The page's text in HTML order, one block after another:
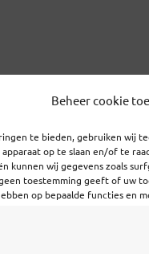
Beheer cookie
te bieden, gebruiken wij
op te slaan en/of te
kunnen wij gegevens zoals
toestemming geeft of uw
op bepaalde functies en